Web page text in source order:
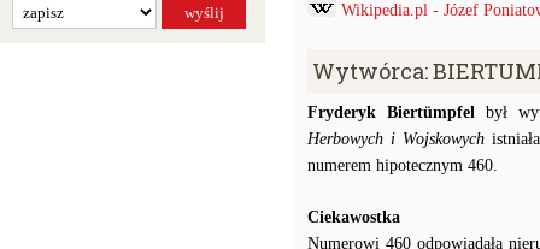
Wikipedia.pl - Józef
Wytwórca:
Fryderyk Biertümpfelbył
Herbowych i Wojskowych
numerem hipotecznym 460.
Ciekawostka
Numerowi 460 odpowiadała